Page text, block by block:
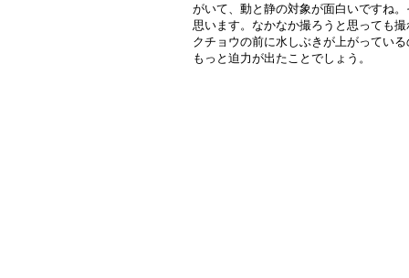
がいて、動と静の対象が面白いですね
思います。なかなか撮ろうと思っても
クチョウの前に水しぶきが上がってい